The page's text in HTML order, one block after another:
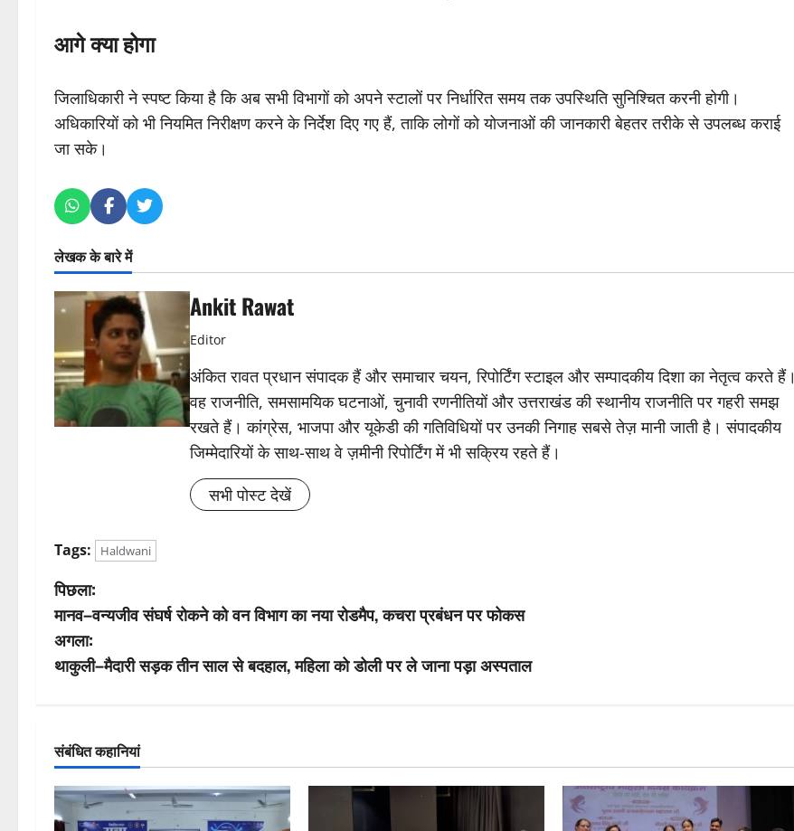
आगे क्या होगा
जिलाधिकारी ने स्पष्ट किया है कि अब सभी विभागों को अपने स्टालों पर निर्धारित समय तक उपस्थिति सुनिश्चित करनी होगी।
अधिकारियों को भी नियमित निरीक्षण करने के निर्देश दिए गए हैं, ताकि लोगों को योजनाओं की जानकारी बेहतर तरीके से उपलब्ध कराई
जा सके।
लेखक के बारे में
Ankit Rawat
Editor
अंकित रावत प्रधान संपादक हैं और समाचार चयन, रिपोर्टिंग स्टाइल और सम्पादकीय दिशा का नेतृत्व करते हैं।
वह राजनीति, समसामयिक घटनाओं, चुनावी रणनीतियों और उत्तराखंड की स्थानीय राजनीति पर गहरी समझ
रखते हैं। कांग्रेस, भाजपा और यूकेडी की गतिविधियों पर उनकी निगाह सबसे तेज़ मानी जाती है। संपादकीय
जिम्मेदारियों के साथ-साथ वे ज़मीनी रिपोर्टिंग में भी सक्रिय रहते हैं।
सभी पोस्ट देखें
Tags: Haldwani
पो
स्ट
ने
गे
श
न
पिछला:
मानव–वन्यजीव संघर्ष रोकने को वन विभाग का नया रोडमैप, कचरा प्रबंधन पर फोकस
अगला:
थाकुली–मैदारी सड़क तीन साल से बदहाल, महिला को डोली पर ले जाना पड़ा अस्पताल
संबंधित कहानियां